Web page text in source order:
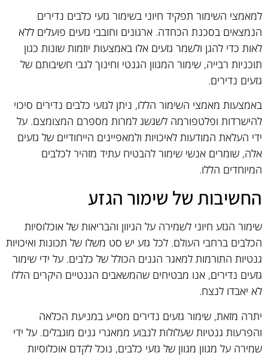
למאמצי השימור תפקיד חיוני בשימור גזעי כלבים נדירים
הנמצאים בסכנת הכחדה. ארגונים וחובבי גזעים פועלים ללא
לאות כדי להגן ולשמר גזעים אלו באמצעות יוזמות שונות כגון
תוכניות רבייה, שימור המגוון הגנטי וחינוך לגבי חשיבותם של
גזעים נדירים.
באמצעות מאמצי השימור הללו, ניתן לגזעי כלבים נדירים סיכוי
להישרדות ופלטפורמה לשגשג למרות מספרם המצומצם. על
ידי העלאת המודעות לאיכויות ולמאפיינים הייחודיים של גזעים
אלה, שומרים אנשי שימור להבטיח עתיד מזהיר לכלבים
המיוחדים הללו.
החשיבות של שימור הגזע
שימור הגזע חיוני לשמירה על הגיוון והבריאות של אוכלוסיות
הכלבים ברחבי העולם. לכל גזע יש סט משלו של תכונות ואיכויות
גנטיות התורמות למאגר הגנים הכולל של כלבים. על ידי שימור
גזעים נדירים, אנו מבטיחים שהמשאבים הגנטיים היקרים הללו
לא יאבדו לנצח.
יתרה מזאת, שימור גזעים נדירים מסייע במניעת הכלאה
והפרעות גנטיות שעלולות לנבוע ממאגרי גנים מוגבלים. על ידי
שמירה על מגוון מגוון של גזעי כלבים, נוכל לקדם אוכלוסיות